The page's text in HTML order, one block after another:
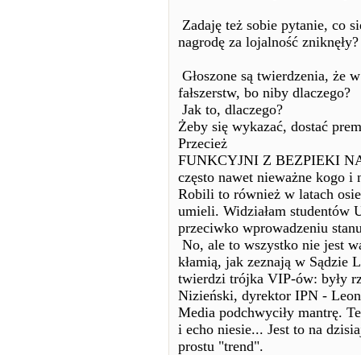
Zadaję też sobie pytanie, co
nagrodę za lojalność zniknęły?
Głoszone są twierdzenia, że
fałszerstw, bo niby dlaczego?
Jak to, dlaczego?
Żeby się wykazać, dostać
Przecież
FUNKCYJNI Z BEZPIEKI
często nawet nieważne kogo
Robili to również w latach
umieli. Widziałam studentów
przeciwko wprowadzeniu
No, ale to wszystko nie jest
kłamią, jak zeznają w Sądzie
twierdzi trójka VIP-ów: były
Nizieński, dyrektor IPN - Leon
Media podchwyciły mantrę.
i echo niesie... Jest to na
prostu "trend".